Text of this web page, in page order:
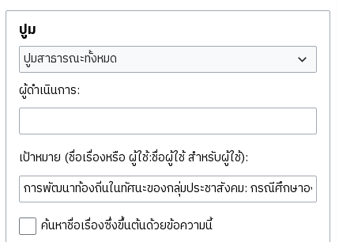
ปูม
ปูมสาธารณะทั้งหมด
ผู้ดำเนินการ:
เป้าหมาย (ชื่อเรื่องหรือ ผู้ใช้:ชื่อผู้ใช้ สำหรับผู้ใช้):
ค้นหาชื่อเรื่องซึ่งขึ้นต้นด้วยข้อความนี้